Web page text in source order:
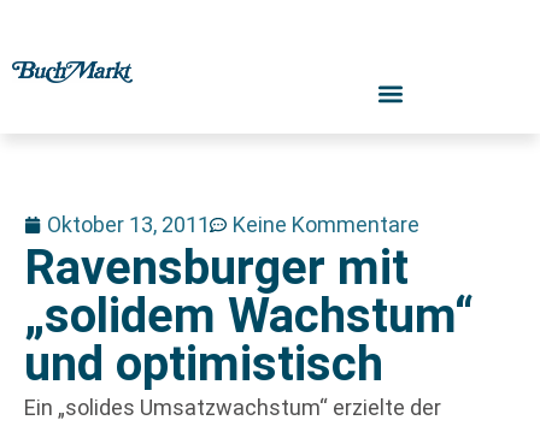
Oktober 13, 2011 Keine Kommentare
Ravensburger mit
„solidem Wachstum“
und optimistisch
Ein „solides Umsatzwachstum“ erzielte der